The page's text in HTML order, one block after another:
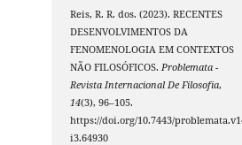
Reis, R. R. dos. (2023). RECENTES
DESENVOLVIMENTOS DA
FENOMENOLOGIA EM CONTEXTOS
NÃO FILOSÓFICOS.Problemata -
Revista Internacional De Filosofia,
14(3), 96–105.
https://doi.org/10.7443/
i3.64930